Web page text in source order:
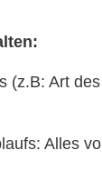
(z.B: Art
Alles